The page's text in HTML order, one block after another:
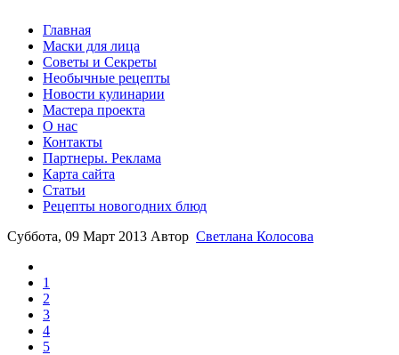
Главная
Маски для лица
Советы и Секреты
Необычные рецепты
Новости кулинарии
Мастера проекта
О нас
Контакты
Партнеры. Реклама
Карта сайта
Статьи
Рецепты новогодних блюд
Суббота, 09 Март 2013 Автор Светлана Колосова
1
2
3
4
5